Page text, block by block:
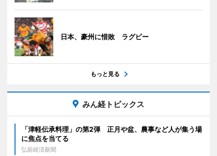
日本、豪州に惜敗 ラグビー
もっと見る
みん経トピックス
「津軽伝承料理」の第2弾 正月や盆、農事など人が集う場
に焦点を当てる
弘前経済新聞